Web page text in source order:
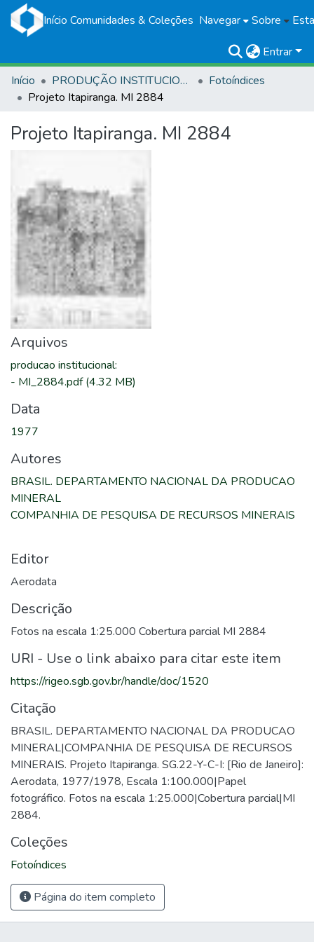
Início Comunidades & Coleções Navegar Sobre
Entrar
Início
PRODUÇÃO INSTITUCIONAL
Fotoíndices
Projeto Itapiranga. MI 2884
Projeto Itapiranga. MI 2884
Arquivos
producao institucional:
- MI_2884.pdf(4.32 MB)
Data
1977
Autores
BRASIL. DEPARTAMENTO NACIONAL DA PRODUCAO
MINERAL
COMPANHIA DE PESQUISA DE RECURSOS MINERAIS
Editor
Aerodata
Descrição
Fotos na escala 1:25.000 Cobertura parcial MI 2884
URI - Use o link abaixo para citar este item
https://rigeo.sgb.gov.br/handle/doc/1520
Citação
BRASIL. DEPARTAMENTO NACIONAL DA PRODUCAO
MINERAL|COMPANHIA DE PESQUISA DE RECURSOS
MINERAIS. Projeto Itapiranga. SG.22-Y-C-I: [Rio de Janeiro]:
Aerodata, 1977/1978, Escala 1:100.000|Papel
fotográfico. Fotos na escala 1:25.000|Cobertura parcial|MI
2884.
Coleções
Fotoíndices
Página do item completo